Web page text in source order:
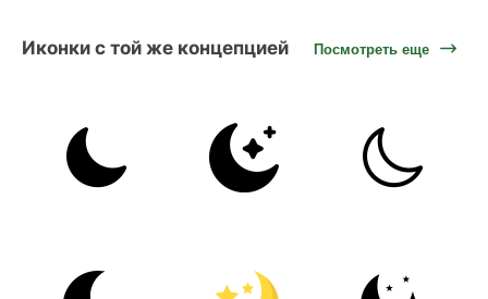
Иконки с той же концепцией Посмотреть еще